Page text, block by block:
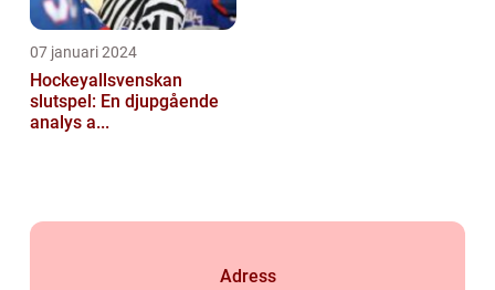
07 januari 2024
Hockeyallsvenskan
slutspel: En djupgående
analys a...
Adress